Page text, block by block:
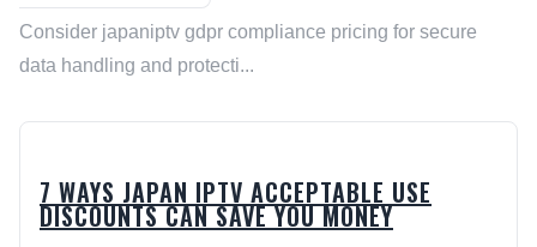
Consider japaniptv gdpr compliance pricing for secure
data handling and protecti...
7 WAYS JAPAN IPTV ACCEPTABLE USE
DISCOUNTS CAN SAVE YOU MONEY